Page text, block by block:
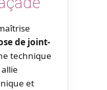
de joint-
technique
et